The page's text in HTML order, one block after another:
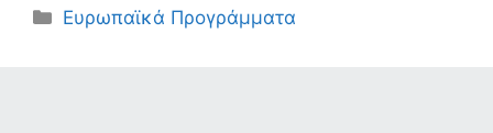
Κατηγορίες
Ευρωπαϊκά Προγράμματα